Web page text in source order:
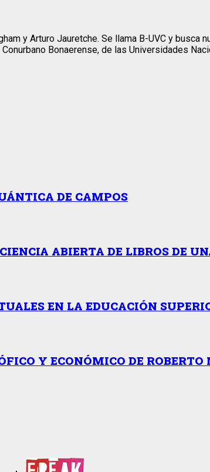
y Arturo Jauretche. Se llama B-UVC y busca
Bonaerense, de las Universidades
DE CAMPOS
ABIERTA DE LIBROS DE
EN LA EDUCACIÓN
Y ECONÓMICO DE